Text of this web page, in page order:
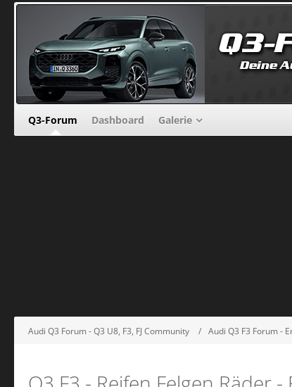
Q3-Forum Dashboard Galerie
Audi Q3 Forum - Q3 U8, F3, FJ Community Audi Q3 F3 Forum -